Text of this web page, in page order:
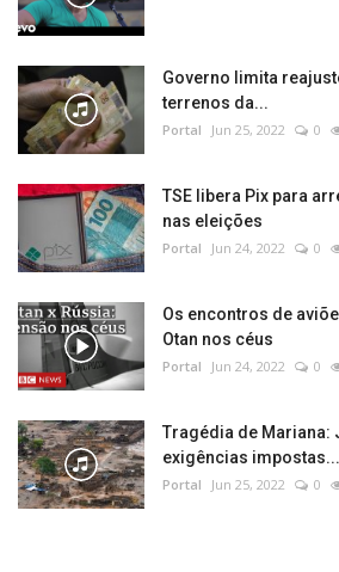
Governo limita
terrenos da...
Portal Jun 25, 2022 0
TSE libera Pix para
nas eleições
Portal Jun 24, 2022 0
Os encontros de
Otan nos céus
Portal Jun 24, 2022 0
Tragédia de Mariana:
exigências impostas...
Portal Jun 25, 2022 0